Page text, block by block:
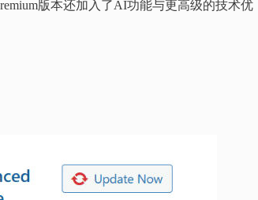
版本还加入了AI功能与更高级的技术优